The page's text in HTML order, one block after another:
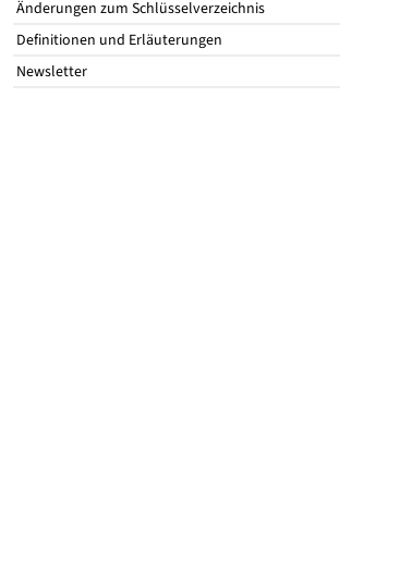
Änderungen zum Schlüsselverzeichnis
Definitionen und Erläuterungen
Newsletter